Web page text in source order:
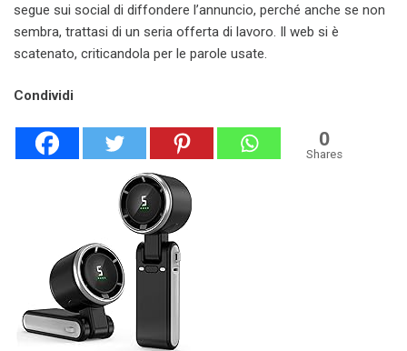
segue sui social di diffondere l’annuncio, perché anche se non
sembra, trattasi di un seria offerta di lavoro. Il web si è
scatenato, criticandola per le parole usate.
Condividi
0
Shares